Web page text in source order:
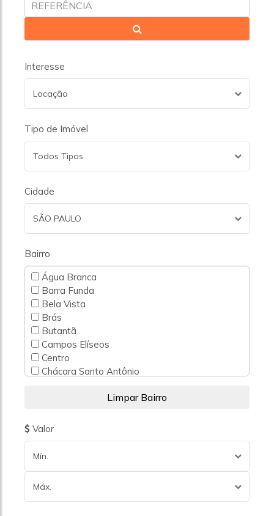
Interesse
Locação
Tipo de Imóvel
Todos Tipos
Cidade
SÃO PAULO
Bairro
Água Branca
Barra Funda
Bela Vista
Brás
Butantã
Campos Elíseos
Centro
Chácara Santo Antônio
Indianópolis
Itaim Bibi
Jardim Guedala
Jardins
Jardins
Valor
Mín.
Máx.